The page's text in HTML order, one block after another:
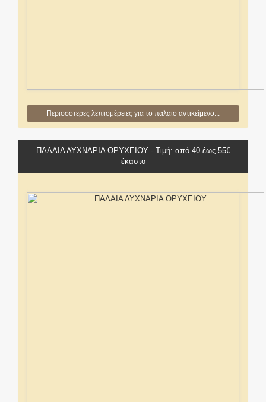
Περισσότερες λεπτομέρειες για το παλαιό αντικείμενο...
ΠΑΛΑΙΑ ΛΥΧΝΑΡΙΑ ΟΡΥΧΕΙΟΥ - Τιμή: από 40 έως 55€
έκαστο